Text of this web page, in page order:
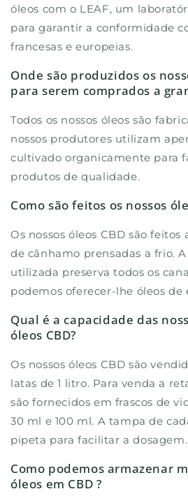
óleos com o LEAF, um
para garantir a conformidade
francesas e europeias.
Onde são produzidos os
para serem comprados a
Todos os nossos óleos são
nossos produtores utilizam
cultivado organicamente para
produtos de qualidade.
Como são feitos os nossos
Os nossos óleos CBD são
de cânhamo prensadas a frio.
utilizada preserva todos os
podemos oferecer-lhe óleos de
Qual é a capacidade das
óleos CBD?
Os nossos óleos CBD são
latas de 1 litro. Para venda a
são fornecidos em frascos de
30 ml e 100 ml. A tampa de
pipeta para facilitar a dosagem.
Como podemos armazenar
óleos em CBD ?